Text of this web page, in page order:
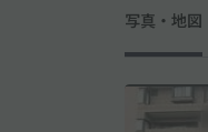
写真・地図